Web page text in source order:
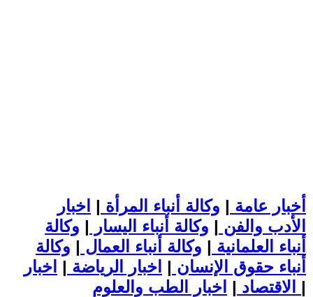
أخبار عامة | وكالة أنباء المرأة | اخبار
الأدب والفن | وكالة أنباء اليسار | وكالة
أنباء العلمانية | وكالة أنباء العمال | وكالة
أنباء حقوق الإنسان | اخبار الرياضة | اخبار
الاقتصاد | |